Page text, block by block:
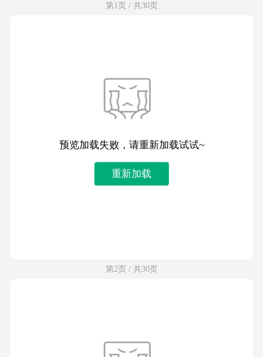
第1页 / 共30页
预览加载失败，请重新加载试试~
重新加载
第2页 / 共30页